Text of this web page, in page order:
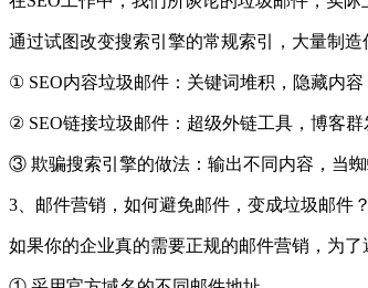
通过试图改变搜索引擎的常规索引，大量制
① SEO内容垃圾邮件：关键词堆积，隐藏内
② SEO链接垃圾邮件：超级外链工具，博客
③ 欺骗搜索引擎的做法：输出不同内容，当
3、邮件营销，如何避免邮件，变成垃圾邮件？
如果你的企业真的需要正规的邮件营销，为